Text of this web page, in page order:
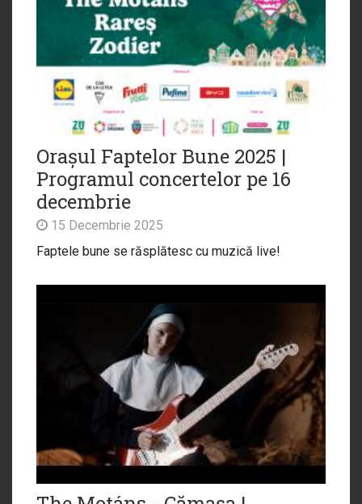
Orașul Faptelor Bune 2025 |
Programul concertelor pe 16
decembrie
15 Decembrie 2025
Faptele bune se răsplătesc cu muzică live!